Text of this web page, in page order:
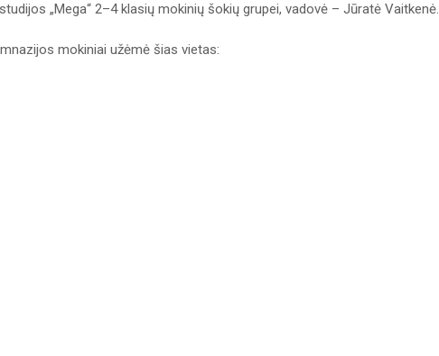
„Mega“ 2–4 klasių mokinių šokių grupei, vadovė – Jūratė Vaitkenė.
mokiniai užėmė šias vietas: